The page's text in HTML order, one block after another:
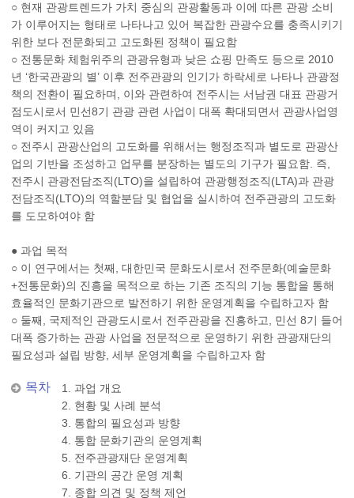
○ 현재 관광트렌드가 가치 중심의 관광활동과 이에 따른 관광 소비
가 이루어지는 형태로 나타나고 있어 복잡한 관광수요를 충족시키기
위한 보다 전문화되고 고도화된 정책이 필요함
○ 전통문화 체험위주의 관광유형과 낮은 쇼핑 만족도 등으로 2010
년 ‘한국관광의 별’ 이후 전주관광의 인기가 하락세로 나타나 관광정
책의 전환이 필요하며, 이와 관련하여 전주시는 서남권 대표 관광거
점도시로서 민선8기 관광 관련 사업이 대폭 확대되면서 관광사업영
역이 커지고 있음
○ 전주시 관광산업의 고도화를 위해서는 행정조직과 별도로 관광산
업의 기반을 조성하고 업무를 분장하는 별도의 기구가 필요함. 즉,
전주시 관광전담조직(LTO)을 설립하여 관광행정조직(LTA)과 관광
전담조직(LTO)의 역할분담 및 협업을 실시하여 전주관광의 고도화
를 도모하여야 함
● 과업 목적
○ 이 연구에서는 첫째, 대한민국 문화도시로서 전주문화(예술문화
+전통문화)의 진흥을 목적으로 하는 기존 조직의 기능 통합을 통해
효율적인 문화기관으로 발전하기 위한 운영계획을 수립하고자 함
○ 둘째, 국제적인 관광도시로서 전주관광을 진흥하고, 민선 8기 들어
대폭 증가하는 관광 사업을 전문적으로 운영하기 위한 관광재단의
필요성과 설립 방향, 세부 운영계획을 수립하고자 함
목차
1. 과업 개요
2. 현황 및 사례 분석
3. 통합의 필요성과 방향
4. 통합 문화기관의 운영계획
5. 전주관광재단 운영계획
6. 기관의 공간 운영 계획
7. 종합 의견 및 정책 제언